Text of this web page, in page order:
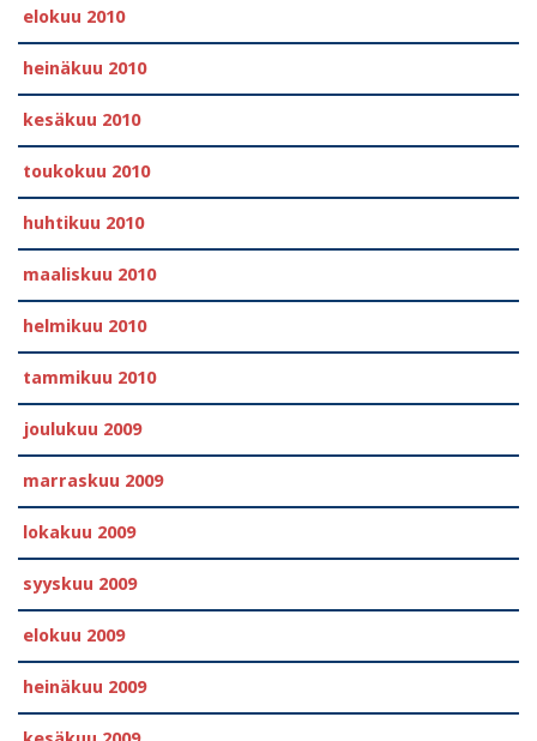
elokuu 2010
heinäkuu 2010
kesäkuu 2010
toukokuu 2010
huhtikuu 2010
maaliskuu 2010
helmikuu 2010
tammikuu 2010
joulukuu 2009
marraskuu 2009
lokakuu 2009
syyskuu 2009
elokuu 2009
heinäkuu 2009